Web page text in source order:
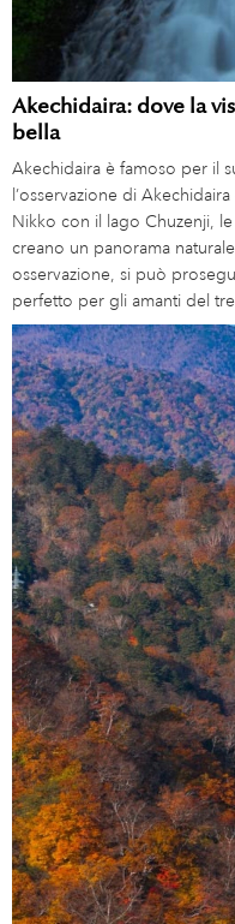
Akechidaira: dove la
bella
Akechidaira è famoso per il
l’osservazione di
Nikko con il lago Chuzenji,
creano un panorama
osservazione, si può
perfetto per gli amanti del